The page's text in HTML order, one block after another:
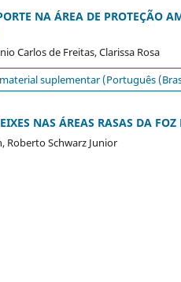
NA ÁREA DE PROTEÇÃO
Carlos de Freitas, Clarissa Rosa
material suplementar (Português
NAS ÁREAS RASAS DA
Roberto Schwarz Junior